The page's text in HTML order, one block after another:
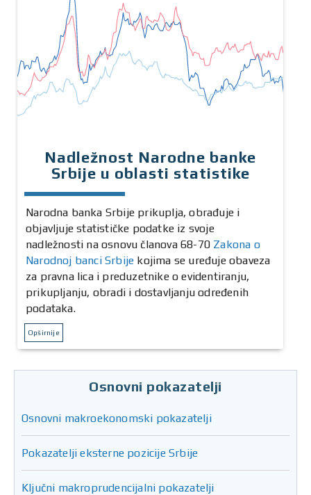
Nadležnost Narodne banke
Srbije u oblasti statistike
Narodna banka Srbije prikuplja, obrađuje i
objavljuje statističke podatke iz svoje
nadležnosti na osnovu članova 68-70 Zakona o
Narodnoj banci Srbije kojima se uređuje obaveza
za pravna lica i preduzetnike o evidentiranju,
prikupljanju, obradi i dostavljanju određenih
podataka.
Opširnije
Osnovni pokazatelji
Osnovni makroekonomski pokazatelji
Pokazatelji eksterne pozicije Srbije
Ključni makroprudencijalni pokazatelji